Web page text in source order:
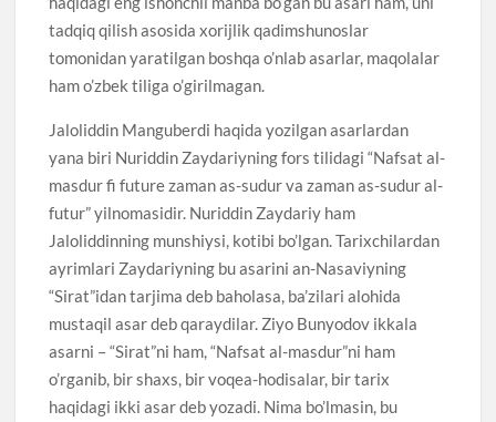
tadqiq qilish asosida xorijlik qadimshunoslar
tomonidan yaratilgan boshqa o’nlab asarlar, maqolalar
ham o’zbek tiliga o’girilmagan.
Jaloliddin Manguberdi haqida yozilgan asarlardan
yana biri Nuriddin Zaydariyning fors tilidagi “Nafsat al-
masdur fi future zaman as-sudur va zaman as-sudur al-
futur” yilnomasidir. Nuriddin Zaydariy ham
Jaloliddinning munshiysi, kotibi bo’lgan. Tarixchilardan
ayrimlari Zaydariyning bu asarini an-Nasaviyning
“Sirat”idan tarjima deb baholasa, ba’zilari alohida
mustaqil asar deb qaraydilar. Ziyo Bunyodov ikkala
asarni – “Sirat”ni ham, “Nafsat al-masdur”ni ham
o’rganib, bir shaxs, bir voqea-hodisalar, bir tarix
haqidagi ikki asar deb yozadi. Nima bo’lmasin, bu